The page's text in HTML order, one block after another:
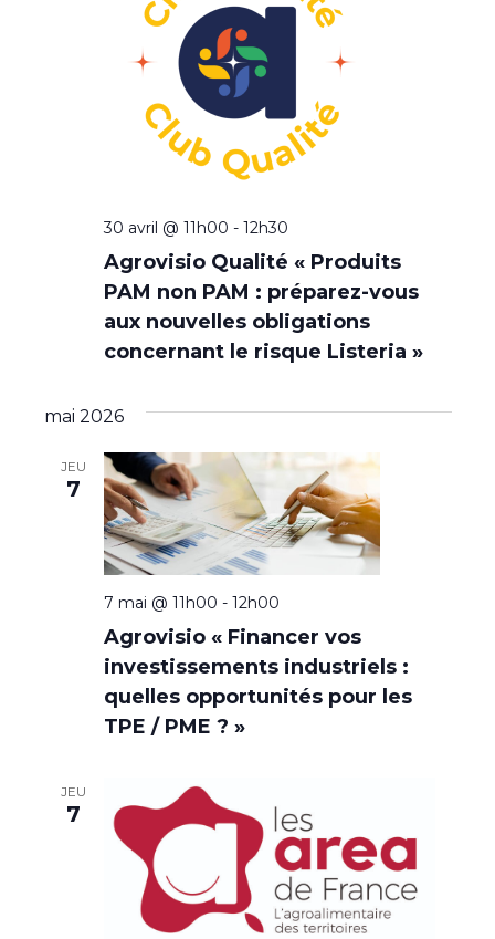
Agrovisio Qualité « Produits
PAM non PAM : préparez-vous
aux nouvelles obligations
concernant le risque Listeria »
30 avril @ 11h00 - 12h30
mai 2026
JEU
7
Agrovisio « Financer vos
investissements industriels :
quelles opportunités pour les
TPE / PME ? »
7 mai @ 11h00 - 12h00
JEU
7